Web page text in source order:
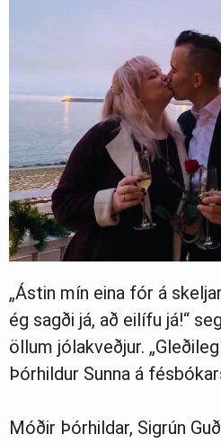
„Ástin mín eina fór á
ég sagði já, að eilífu já!“
öllum jólakveðjur.
Þórhildur Sunna á
Móðir Þórhildar, Sigrún